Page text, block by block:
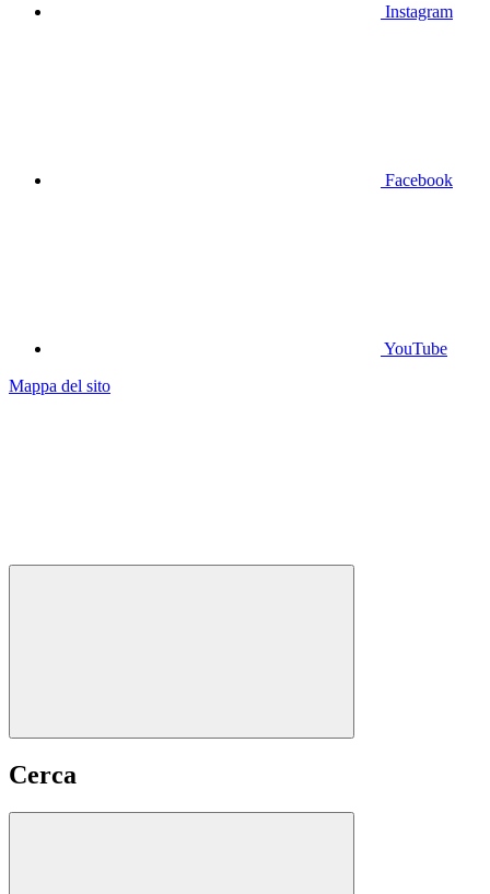
Instagram
Facebook
YouTube
Mappa del sito
Cerca